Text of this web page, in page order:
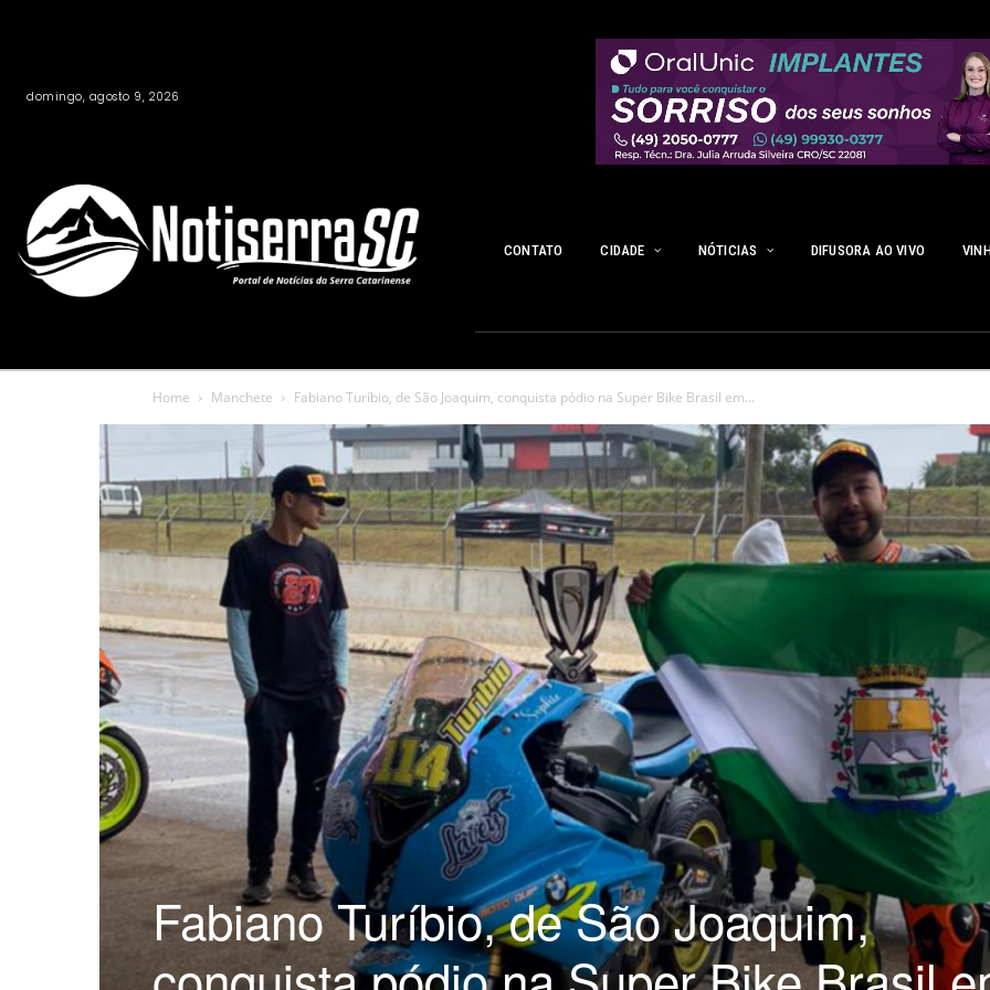
domingo, agosto 9, 2026
CONTATO CIDADE NÓTICIAS DIFUSORA AO VIVO
Home Manchete Fabiano Turíbio, de São Joaquim, conquista pódio na Super Bike Brasil em...
Fabiano Turíbio, de São Joaquim,